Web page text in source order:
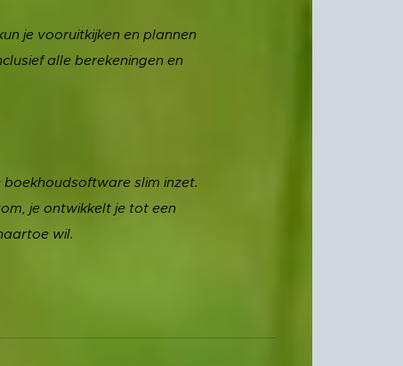
je vooruitkijken en plannen
alle berekeningen en
slim inzet.
je ontwikkelt je tot een
wil.